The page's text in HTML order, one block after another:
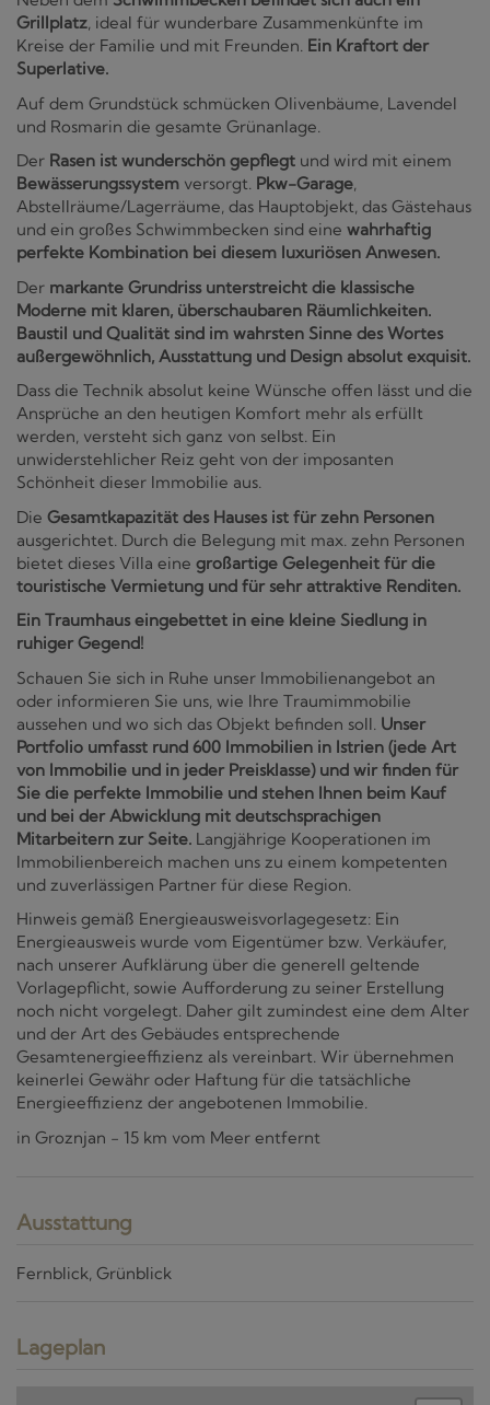
Grillplatz, ideal für wunderbare Zusammenkünfte im
Kreise der Familie und mit Freunden. Ein Kraftort der
Superlative.
Auf dem Grundstück schmücken Olivenbäume, Lavendel
und Rosmarin die gesamte Grünanlage.
Der Rasen ist wunderschön gepflegt und wird mit einem
Bewässerungssystem versorgt. Pkw-Garage,
Abstellräume/Lagerräume, das Hauptobjekt, das Gästehaus
und ein großes Schwimmbecken sind eine wahrhaftig
perfekte Kombination bei diesem luxuriösen Anwesen.
Der markante Grundriss unterstreicht die klassische
Moderne mit klaren, überschaubaren Räumlichkeiten.
Baustil und Qualität sind im wahrsten Sinne des Wortes
außergewöhnlich, Ausstattung und Design absolut exquisit.
Dass die Technik absolut keine Wünsche offen lässt und die
Ansprüche an den heutigen Komfort mehr als erfüllt
werden, versteht sich ganz von selbst. Ein
unwiderstehlicher Reiz geht von der imposanten
Schönheit dieser Immobilie aus.
Die Gesamtkapazität des Hauses ist für zehn Personen
ausgerichtet. Durch die Belegung mit max. zehn Personen
bietet dieses Villa eine großartige Gelegenheit für die
touristische Vermietung und für sehr attraktive Renditen.
Ein Traumhaus eingebettet in eine kleine Siedlung in
ruhiger Gegend!
Schauen Sie sich in Ruhe unser Immobilienangebot an
oder informieren Sie uns, wie Ihre Traumimmobilie
aussehen und wo sich das Objekt befinden soll. Unser
Portfolio umfasst rund 600 Immobilien in Istrien (jede Art
von Immobilie und in jeder Preisklasse) und wir finden für
Sie die perfekte Immobilie und stehen Ihnen beim Kauf
und bei der Abwicklung mit deutschsprachigen
Mitarbeitern zur Seite. Langjährige Kooperationen im
Immobilienbereich machen uns zu einem kompetenten
und zuverlässigen Partner für diese Region.
Hinweis gemäß Energieausweisvorlagegesetz: Ein
Energieausweis wurde vom Eigentümer bzw. Verkäufer,
nach unserer Aufklärung über die generell geltende
Vorlagepflicht, sowie Aufforderung zu seiner Erstellung
noch nicht vorgelegt. Daher gilt zumindest eine dem Alter
und der Art des Gebäudes entsprechende
Gesamtenergieeffizienz als vereinbart. Wir übernehmen
keinerlei Gewähr oder Haftung für die tatsächliche
Energieeffizienz der angebotenen Immobilie.
in Groznjan - 15 km vom Meer entfernt
Ausstattung
Fernblick Grünblick
Lageplan